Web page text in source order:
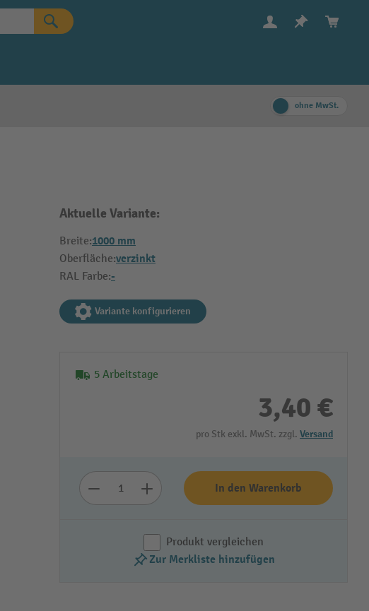
ohne MwSt.
Aktuelle Variante:
Breite:1000 mm
Oberfläche:verzinkt
RAL Farbe:-
Variante konfigurieren
5 Arbeitstage
3,40 €
pro Stk exkl. MwSt. zzgl. Versand
In den Warenkorb
Produkt vergleichen
Zur Merkliste hinzufügen